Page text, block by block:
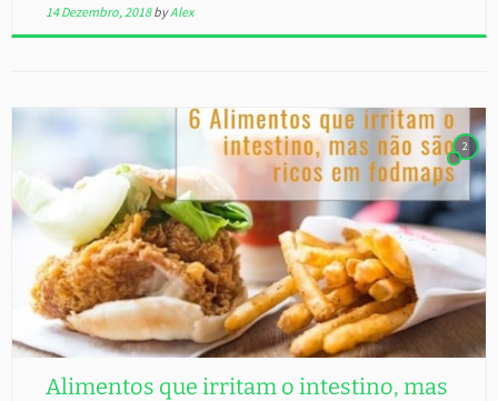
14 Dezembro, 2018 byAlex
2
Alimentos que irritam o intestino, mas